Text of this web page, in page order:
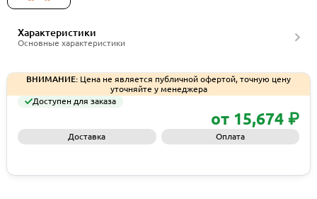
Характеристики
Основные характеристики
ВНИМАНИЕ: Цена не является публичной офертой, точную цену
уточняйте у менеджера
Доступен для заказа
от 15,674 ₽
Доставка Оплата